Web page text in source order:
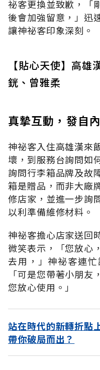
祕客更換並致歉，「
後會加強留意，」迅
讓神祕客印象深刻。
【貼心天使】高
銧、曾雅柔
真摯互動，發自
神祕客入住高雄漢來
壞，到服務台詢問如
詢問行李箱品牌及故
箱是贈品，而非大廠
修店家，並進一步詢
以利準備維修材料。
神祕客擔心店家送回
微笑表示，「您放心
去用，」神祕客連
「可是您帶著小朋
您放心使用。」
站在時代的新轉折點
帶你破局而出？